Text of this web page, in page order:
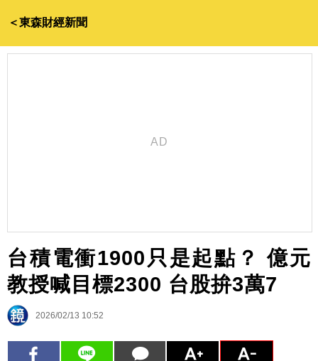
＜東森財經新聞
台積電衝1900只是起點？ 億元
教授喊目標2300 台股拚3萬7
2026/02/13 10:52